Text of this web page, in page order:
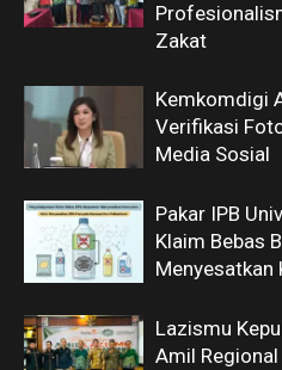
Zakat
Kemkomdigi
Verifikasi
Media Sosial
Pakar IPB
Klaim Bebas
Menyesatkan
Lazismu
Amil